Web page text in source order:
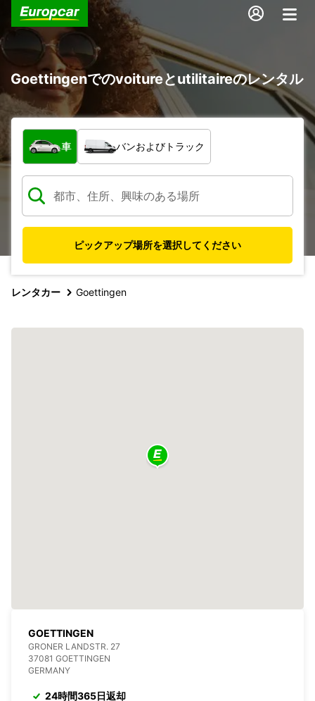
Goettingenでのvoitureとutilitaireのレンタル
車両の種類
車 バンおよびトラック
ピックアップ場所を選択してください
レンタカー Goettingen
GOETTINGEN
GRONER LANDSTR. 27
37081 GOETTINGEN
GERMANY
24時間365日返却